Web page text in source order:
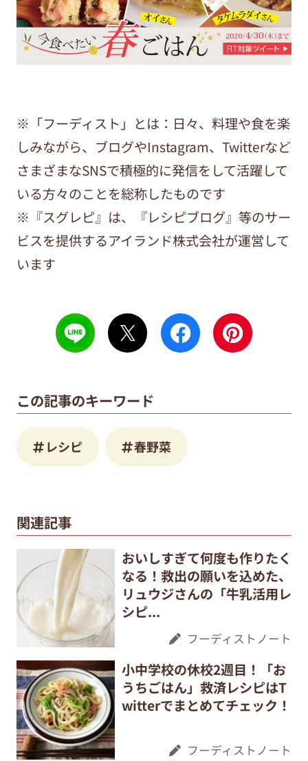
※「フーディスト」とは：日々、料理や食を楽
しみながら、ブログやInstagram、Twitterなど
さまざまなSNSで積極的に発信をして活躍して
いる方々のことを総称したものです
※『スグレピ』は、『レシピブログ』等のサー
ビスを提供するアイランド株式会社が運営して
います
この記事のキーワード
レシピ 春野菜
関連記事
おいしすぎて何度も作りたく
なる！救出の願いを込めた、
リュウジさんの「牛乳活用レ
シピ...
フーディストノート
小中学校の休校2週目！「お
うちごはん」救済レシピはT
witterでまとめてチェック！
フーディストノート